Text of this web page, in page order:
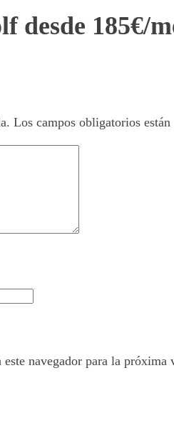
desde 185€/
Los campos obligatorios están
navegador para la próxima